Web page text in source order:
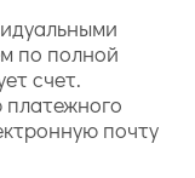
по полной
счет.
почту